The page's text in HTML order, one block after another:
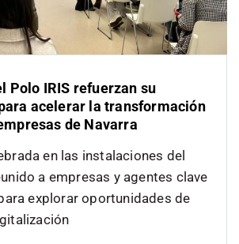
Polo IRIS refuerzan su
acelerar la transformación
de Navarra
en las instalaciones del
a empresas y agentes clave
explorar oportunidades de